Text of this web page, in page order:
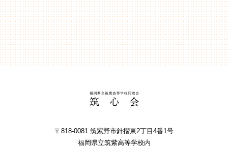
〒818-0081 筑紫野市針摺東2丁⽬4番1号
福岡県⽴筑紫⾼等学校内